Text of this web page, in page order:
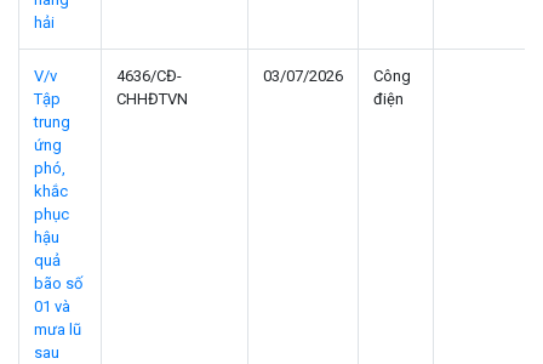
hải
V/v
Tập
trung
ứng
phó,
khắc
phục
hậu
quả
bão số
01 và
mưa lũ
sau
4636/CĐ-
CHHĐTVN
03/07/2026
Công
điện